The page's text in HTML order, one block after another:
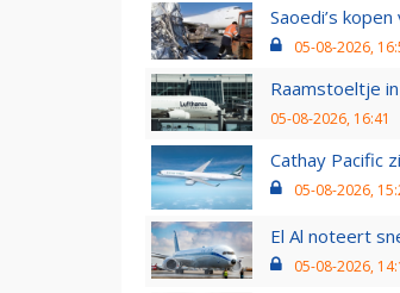
Saoedi’s
05-08-2026,
Raamstoeltje
05-08-2026, 16:41
Cathay Pacific
05-08-2026,
El Al noteert
05-08-2026,